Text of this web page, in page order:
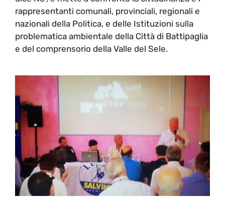
rappresentanti comunali, provinciali, regionali e
nazionali della Politica, e delle Istituzioni sulla
problematica ambientale della Città di Battipaglia
e del comprensorio della Valle del Sele.